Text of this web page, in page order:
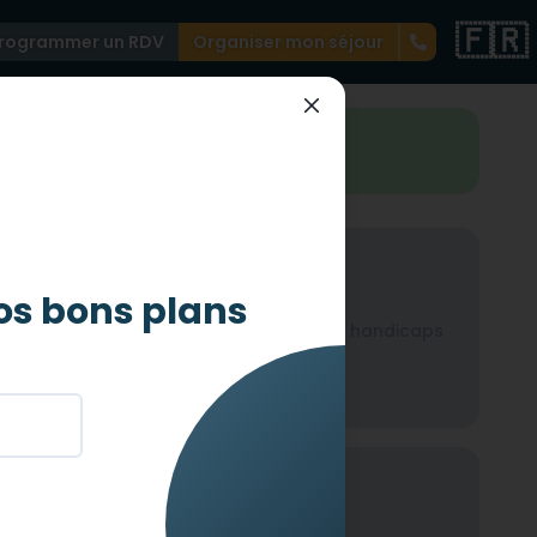
un RDV Organiser mon séjour 🇫🇷
Non-adapté pour les handicaps
auditif
bons plans